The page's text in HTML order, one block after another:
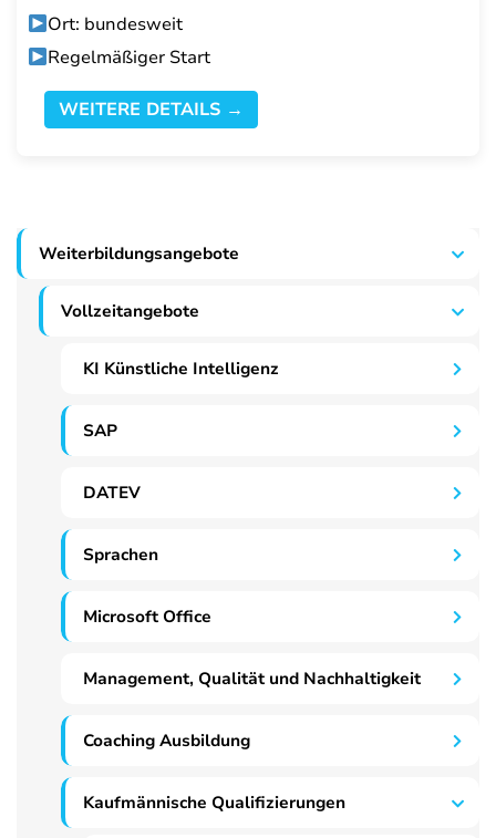
Ort: bundesweit
Regelmäßiger Start
WEITERE DETAILS →
Weiterbildungsangebote
Vollzeitangebote
KI Künstliche Intelligenz
SAP
DATEV
Sprachen
Microsoft Office
Management, Qualität und Nachhaltigkeit
Coaching Ausbildung
Kaufmännische Qualifizierungen